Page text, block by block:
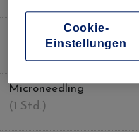
Carbonpeeling
(1 Std.)
Microneedling
(1 Std.)
Cookie-
Einstellungen